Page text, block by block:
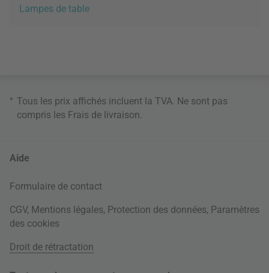
Lampes de table
* Tous les prix affichés incluent la TVA. Ne sont pas
compris les Frais de livraison.
Aide
Formulaire de contact
CGV, Mentions légales, Protection des données, Paramètres
des cookies
Droit de rétractation